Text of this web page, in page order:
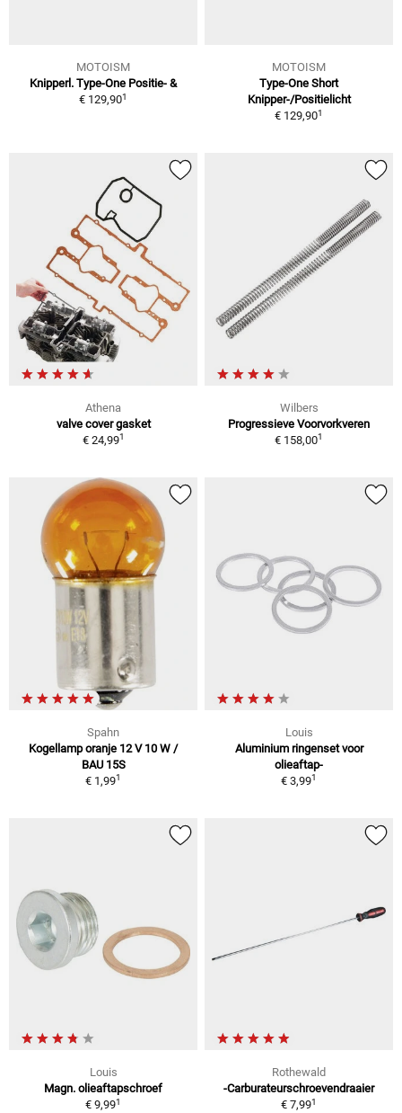
MOTOISM
Knipperl. Type-One Positie- &
€ 129,901
MOTOISM
Type-One Short
Knipper-/Positielicht
€ 129,901
Athena
valve cover gasket
€ 24,991
Wilbers
Progressieve Voorvorkveren
€ 158,001
Spahn
Kogellamp oranje 12 V 10 W /
BAU 15S
€ 1,991
Louis
Aluminium ringenset voor
olieaftap-
€ 3,991
Louis
Magn. olieaftapschroef
€ 9,991
Rothewald
-Carburateurschroevendraaier
€ 7,991